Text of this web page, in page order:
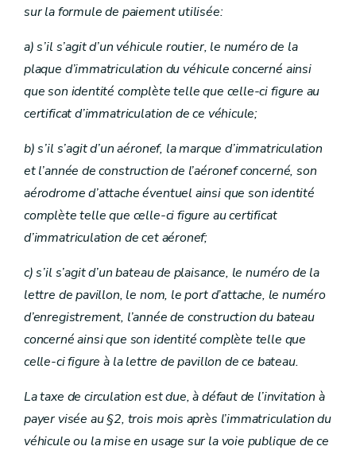
sur la formule de paiement utilisée:
a)s’il s’agit d’un véhicule routier, le numéro de la
plaque d’immatriculation du véhicule concerné ainsi
que son identité complète telle que celle-ci figure au
certificat d’immatriculation de ce véhicule;
b)s’il s’agit d’un aéronef, la marque d’immatriculation
et l’année de construction de l’aéronef concerné, son
aérodrome d’attache éventuel ainsi que son identité
complète telle que celle-ci figure au certificat
d’immatriculation de cet aéronef;
c)s’il s’agit d’un bateau de plaisance, le numéro de la
lettre de pavillon, le nom, le port d’attache, le numéro
d’enregistrement, l’année de construction du bateau
concerné ainsi que son identité complète telle que
celle-ci figure à la lettre de pavillon de ce bateau.
La taxe de circulation est due, à défaut de l’invitation à
payer visée au §2, trois mois après l’immatriculation du
véhicule ou la mise en usage sur la voie publique de ce